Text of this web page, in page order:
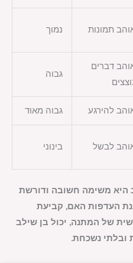
תמונות נמוך
דברים
גבוה
להירגע גבוה מאוד
לבשל בינוני
היא משימה חשובה ודורשת
העדפות האם, קביעת
של המתנה, יכול בן שילב
ובלתי נשכחת.